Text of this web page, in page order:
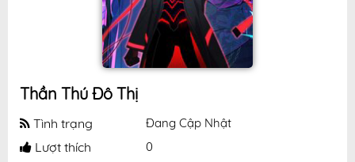
Thần Thú Đô Thị
Tình trạng Đang Cập Nhật
Lượt thích 0